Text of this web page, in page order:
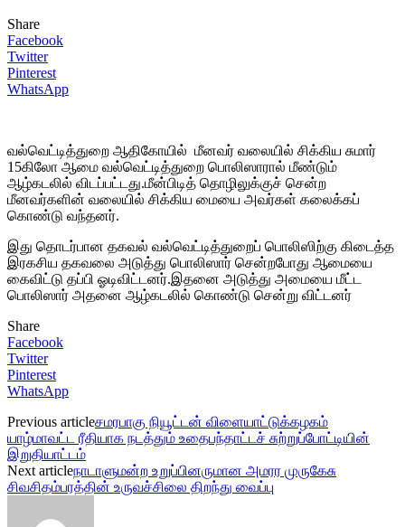
Share
Facebook
Twitter
Pinterest
WhatsApp
வல்வெட்டித்துறை ஆதிகோயில் மீனவர் வலையில் சிக்கிய சுமார்
15கிலோ ஆமை வல்வெட்டித்துறை பொலிஸாரால் மீண்டும்
ஆழ்கடலில் விடப்பட்டது.மீன்பிடித் தொழிலுக்குச் சென்ற
மீனவர்களின் வலையில் சிக்கிய மையை அவர்கள் கலைக்கப்
கொண்டு வந்தனர்.
இது தொடர்பான தகவல் வல்வெட்டித்துறைப் பொலிஸிற்கு கிடைத்த
இரகசிய தகவலை அடுத்து பொலிஸார் சென்றபோது ஆமையை
கைவிட்டு தப்பி ஓடிவிட்டனர்.இதனை அடுத்து அமையை மீட்ட
பொலிஸார் அதனை ஆழ்கடலில் கொண்டு சென்று விட்டனர்
Share
Facebook
Twitter
Pinterest
WhatsApp
Previous articleசமரபாகு நியூட்டன் விளையாட்டுக்கழகம்
யாழ்மாவட்ட ரீதியாக நடத்தும் உதைபந்தாட்டச் சுற்றுப்போட்டியின்
இறுதியாட்டம்
Next articleநாடாளுமன்ற உறுப்பினருமான அமரர முருகேசு
சிவசிதம்பரத்தின் உருவச்சிலை திறந்து வைப்பு